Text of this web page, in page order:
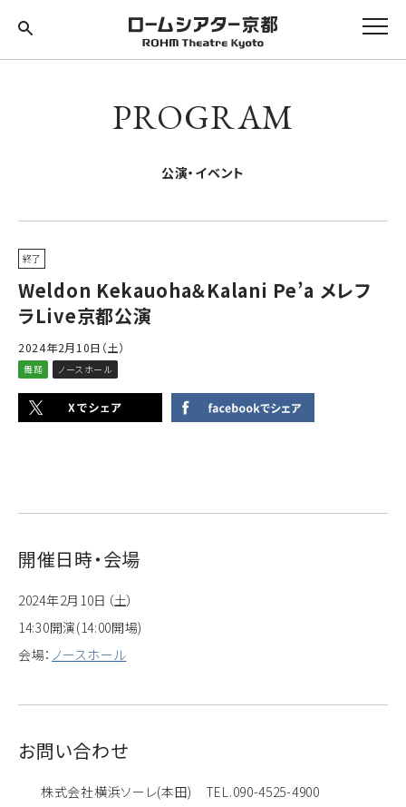
PROGRAM
公演・イベント
終了
Weldon Kekauoha＆Kalani Pe’a メレフ
ラLive京都公演
2024年2月10日（土）
舞踊 ノースホール
開催日時・会場
2024年2月10日（土）
14:30開演(14:00開場)
会場： ノースホール
お問い合わせ
株式会社横浜ソーレ(本田) TEL.090-4525-4900